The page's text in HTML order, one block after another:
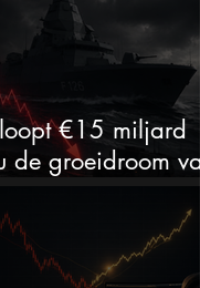
€15 miljard
de groeidroom van